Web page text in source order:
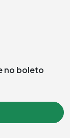
no boleto